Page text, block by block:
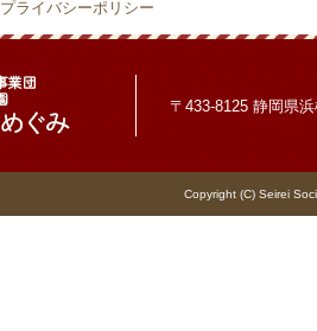
プライバシーポリシー
〒433-8125 静岡県
Copyright (C) Seirei